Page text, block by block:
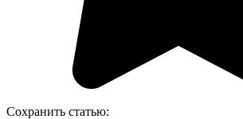
Сохранить статью: